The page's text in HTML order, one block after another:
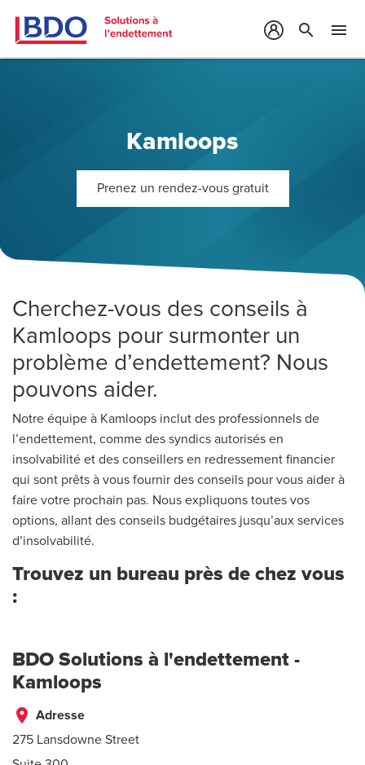
search menu
Kamloops
Prenez un rendez-vous gratuit
Cherchez-vous des conseils à
Kamloops pour surmonter un
problème d’endettement? Nous
pouvons aider.
Notre équipe à Kamloops inclut des professionnels de
l’endettement, comme des syndics autorisés en
insolvabilité et des conseillers en redressement financier
qui sont prêts à vous fournir des conseils pour vous aider à
faire votre prochain pas. Nous expliquons toutes vos
options, allant des conseils budgétaires jusqu’aux services
d’insolvabilité.
Trouvez un bureau près de chez vous
:
BDO Solutions à l'endettement -
Kamloops
place Adresse
275 Lansdowne Street